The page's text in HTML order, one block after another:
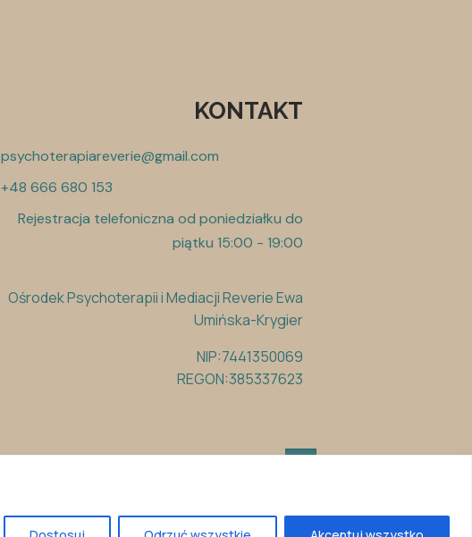
KONTAKT
psychoterapiareverie@gmail.com
+48 666 680 153
Rejestracja telefoniczna od poniedziałku do
piątku 15:00 - 19:00
Ośrodek Psychoterapii i Mediacji Reverie Ewa
Umińska-Krygier
NIP:7441350069
REGON:385337623